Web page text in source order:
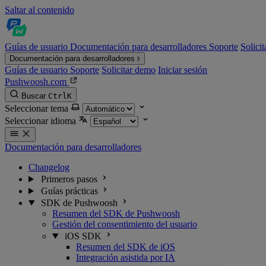
Saltar al contenido
Guías de usuario Documentación para desarrolladores Soporte
Documentación para desarrolladores
Guías de usuario Soporte Solicitar demo Iniciar sesión
Pushwoosh.com
Buscar CtrlK
Seleccionar tema
Seleccionar idioma
Documentación para desarrolladores
Changelog
Primeros pasos
Guías prácticas
SDK de Pushwoosh
Resumen del SDK de Pushwoosh
Gestión del consentimiento del usuario
iOS SDK
Resumen del SDK de iOS
Integración asistida por IA